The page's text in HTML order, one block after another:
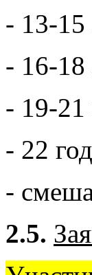
- 13-15
- 16-18
- 19-21
- 22
-
2.5.